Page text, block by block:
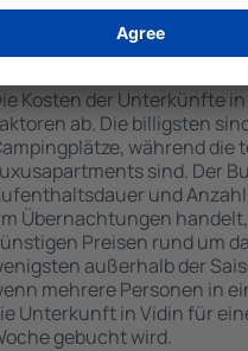
Wie viel kostet eine
Kosten der Unterkünfte
ab. Die billigsten
während
sind. Der
und
Übernachtungen
Preisen rund um
außerhalb der
mehrere Personen in
Unterkunft in Vidin für
gebucht wird.